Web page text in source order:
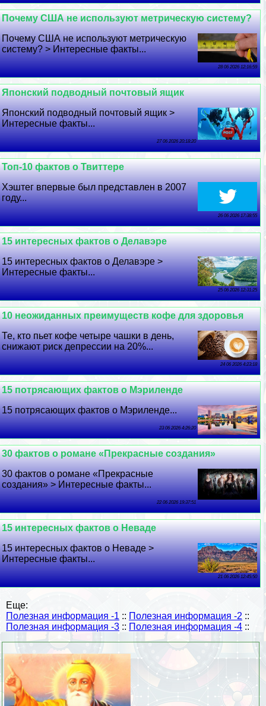
Почему США не используют метрическую систему?
Почему США не используют метрическую
систему? > Интересные факты...
28 06 2026 12:16:59
Японский подводный почтовый ящик
Японский подводный почтовый ящик >
Интересные факты...
27 06 2026 20:18:20
Топ-10 фактов о Твиттере
Хэштег впервые был представлен в 2007
году...
26 06 2026 17:38:55
15 интересных фактов о Делавэре
15 интересных фактов о Делавэре >
Интересные факты...
25 06 2026 12:31:25
10 неожиданных преимуществ кофе для здоровья
Те, кто пьет кофе четыре чашки в день,
снижают риск депрессии на 20%...
24 06 2026 4:23:18
15 потрясающих фактов о Мэриленде
15 потрясающих фактов о Мэриленде...
23 06 2026 4:26:20
30 фактов о романе «Прекрасные создания»
30 фактов о романе «Прекрасные
создания» > Интересные факты...
22 06 2026 19:37:51
15 интересных фактов о Неваде
15 интересных фактов о Неваде >
Интересные факты...
21 06 2026 12:45:50
Еще:
Полезная информация -1 :: Полезная информация -2 ::
Полезная информация -3 :: Полезная информация -4 ::